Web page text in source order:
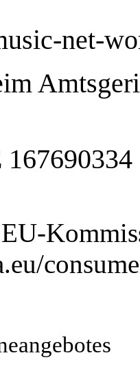
net-
167690334